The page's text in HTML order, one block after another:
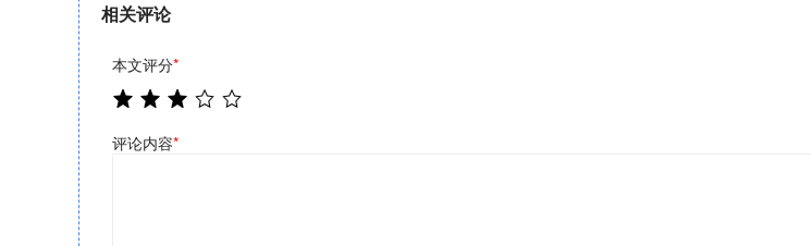
相关评论
本文评分*
评论内容*